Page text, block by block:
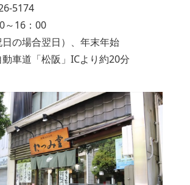
5174
16：00
の場合翌日）、年末年始
車道「松阪」ICより約20分